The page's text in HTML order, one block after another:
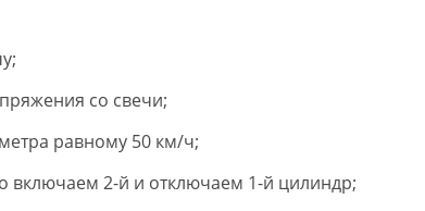
со свечи;
равному 50 км/ч;
включаем 2-й и отключаем 1-й цилиндр;